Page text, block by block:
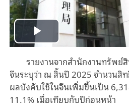
Play
Video
รายงานจากสำนักงานทรัพ
จีนระบุว่า ณ สิ้นปี 2025 จำนวนสิ
ผลบังคับใช้ในจีนเพิ่มขึ้นเป็น
11.1% เมื่อเทียบกับปีก่อนหน้า